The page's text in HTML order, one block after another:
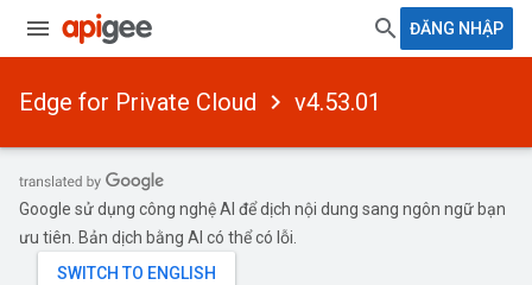
ĐĂNG NHẬP
Edge for Private Cloud v4.53.01
Google sử dụng công nghệ AI để dịch nội dung sang ngôn ngữ bạn
ưu tiên. Bản dịch bằng AI có thể có lỗi.